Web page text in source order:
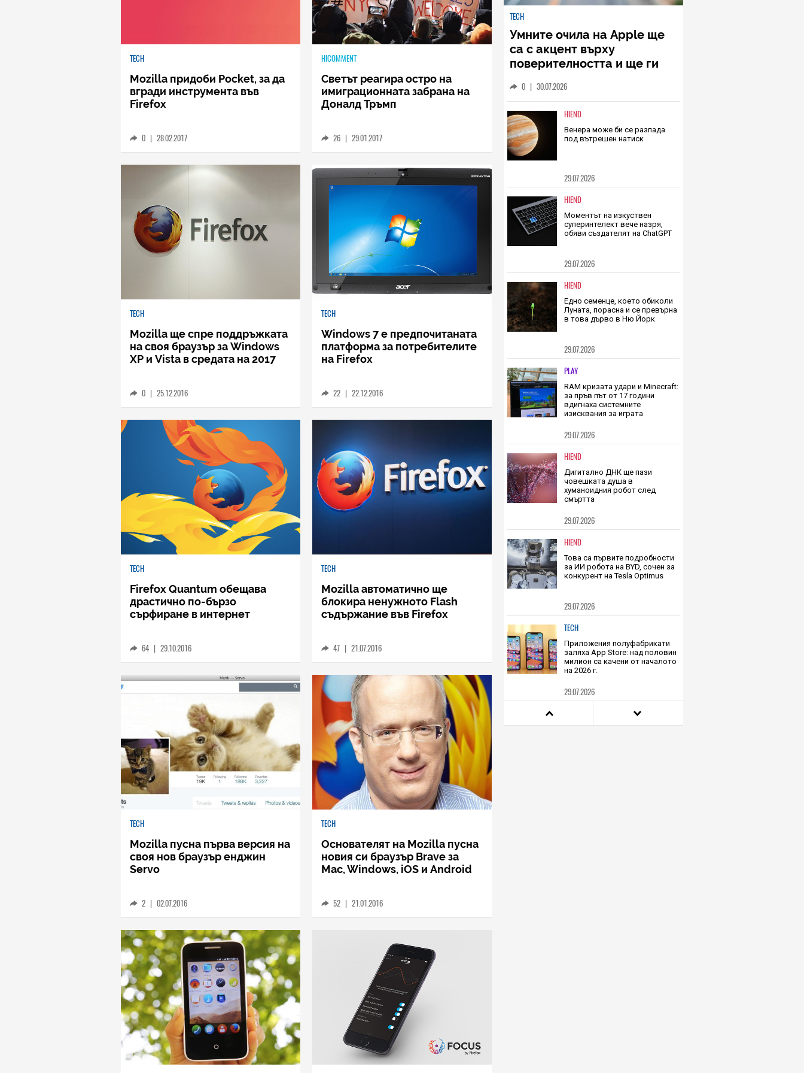
TECH
Mozilla придоби Pocket, за да
вгради инструмента във
Firefox
0 | 28.02.2017
HICOMMENT
Светът реагира остро на
имиграционната забрана на
Доналд Тръмп
26 | 29.01.2017
TECH
Mozilla ще спре поддръжката
на своя браузър за Windows
XP и Vista в средата на 2017
0 | 25.12.2016
TECH
Windows 7 е предпочитаната
платформа за потребителите
на Firefox
22 | 22.12.2016
TECH
Firefox Quantum обещава
драстично по-бързо
сърфиране в интернет
64 | 29.10.2016
TECH
Mozilla автоматично ще
блокира ненужното Flash
съдържание във Firefox
47 | 21.07.2016
TECH
Mozilla пусна първа версия на
своя нов браузър енджин
Servo
2 | 02.07.2016
TECH
Основателят на Mozilla пусна
новия си браузър Brave за
Mac, Windows, iOS и Android
52 | 21.01.2016
TECH
Умните очила на Apple ще
са с акцент върху
поверителността и ще ги
0 | 30.07.2026
HIEND
Венера може би се разпада
под вътрешен натиск
29.07.2026
HIEND
Моментът на изкуствен
суперинтелект вече назря,
обяви създателят на ChatGPT
29.07.2026
HIEND
Едно семенце, което обиколи
Луната, порасна и се превърна
в това дърво в Ню Йорк
29.07.2026
PLAY
RAM кризата удари и Minecraft:
за пръв път от 17 години
вдигнаха системните
изисквания за играта
29.07.2026
HIEND
Дигитално ДНК ще пази
човешката душа в
хуманоидния робот след
смъртта
29.07.2026
HIEND
Това са първите подробности
за ИИ робота на BYD, сочен за
конкурент на Tesla Optimus
29.07.2026
TECH
Приложения полуфабрикати
заляха App Store: над половин
милион са качени от началото
на 2026 г.
29.07.2026